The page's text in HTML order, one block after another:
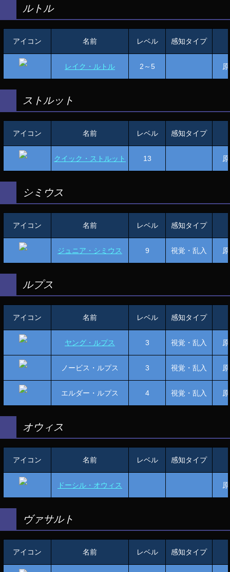
ルトル
アイコン 名前 レベル 感知タイプ
レイク・ルトル 2～5
ストルット
アイコン 名前 レベル 感知タイプ
クイック・ストルット 13
シミウス
アイコン 名前 レベル 感知タイプ
ジュニア・シミウス 9 視覚・乱入
ルプス
アイコン 名前 レベル 感知タイプ
ヤング・ルプス 3 視覚・乱入
ノービス・ルプス 3 視覚・乱入
エルダー・ルプス 4 視覚・乱入
オウィス
アイコン 名前 レベル 感知タイプ
ドーシル・オウィス
ヴァサルト
アイコン 名前 レベル 感知タイプ